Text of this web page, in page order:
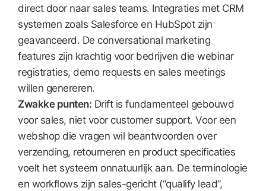
direct door naar sales teams. Integraties met CRM
systemen zoals Salesforce en HubSpot zijn
geavanceerd. De conversational marketing
features zijn krachtig voor bedrijven die webinar
registraties, demo requests en sales meetings
willen genereren.
Zwakke punten: Drift is fundamenteel gebouwd
voor sales, niet voor customer support. Voor een
webshop die vragen wil beantwoorden over
verzending, retourneren en product specificaties
voelt het systeem onnatuurlijk aan. De terminologie
en workflows zijn sales-gericht (“qualify lead”,